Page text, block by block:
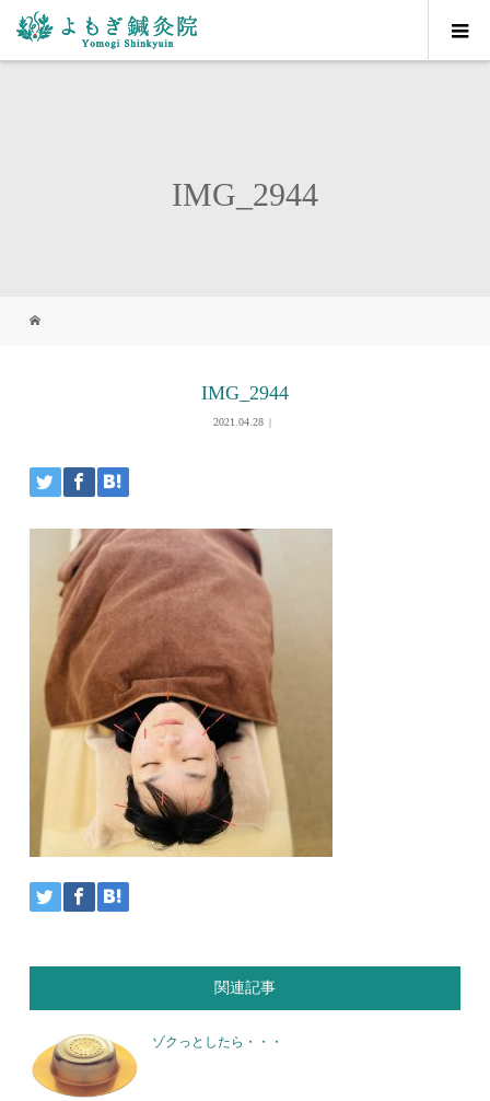
IMG_2944
IMG_2944
2021.04.28
関連記事
ゾクっとしたら・・・